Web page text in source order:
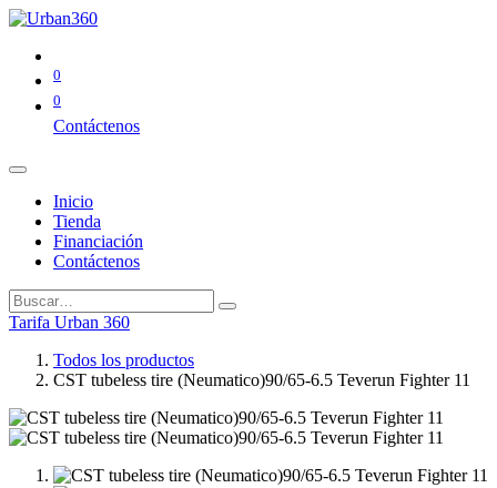
0
0
Contáctenos
Inicio
Tienda
Financiación
Contáctenos
Tarifa Urban 360
Todos los productos
CST tubeless tire (Neumatico)90/65-6.5 Teverun Fighter 11